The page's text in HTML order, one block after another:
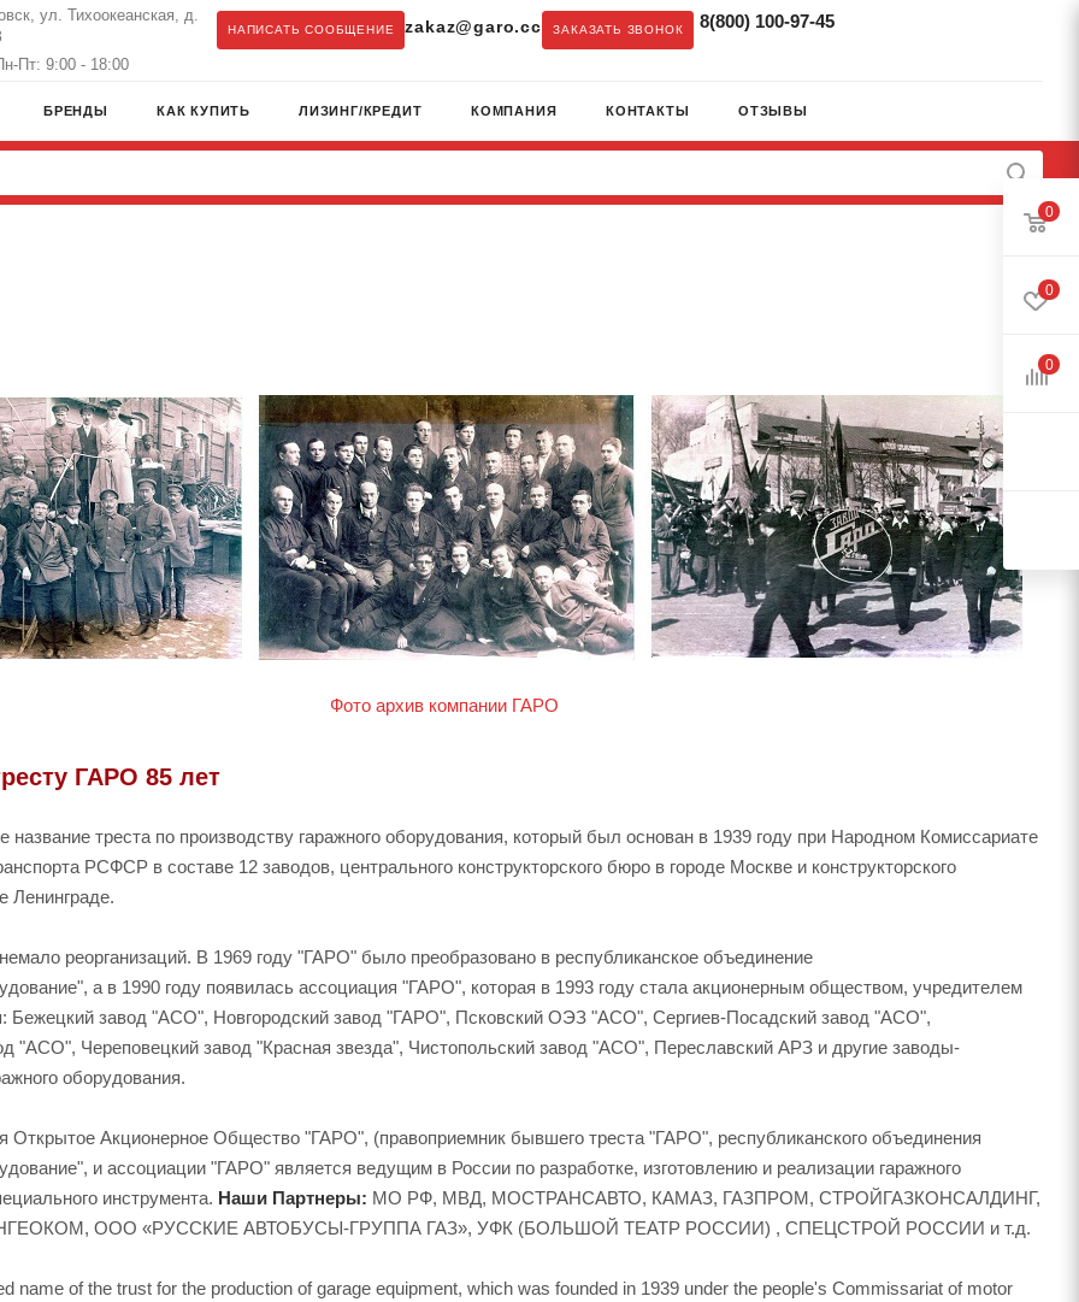
ул. Тихоокеанская, д.
Пт: 9:00 - 18:00
НАПИСАТЬ СООБЩЕНИЕ zakaz@garo.cc ЗАКАЗАТЬ ЗВОНОК 8(800) 100-97-45
БРЕНДЫ КАК КУПИТЬ ЛИЗИНГ/КРЕДИТ КОМПАНИЯ КОНТАКТЫ ОТЗЫВЫ
Фото архив компании ГАРО
ГАРО 85 лет
название треста по производству гаражного оборудования, который был основан в 1939 году при Народном Комиссариате
РСФСР в составе 12 заводов, центрального конструкторского бюро в городе Москве и конструкторского
Ленинграде.
реорганизаций. В 1969 году "ГАРО" было преобразовано в республиканское объединение
а в 1990 году появилась ассоциация "ГАРО", которая в 1993 году стала акционерным обществом, учредителем
Бежецкий завод "АСО", Новгородский завод "ГАРО", Псковский ОЭЗ "АСО", Сергиев-Посадский завод "АСО",
"АСО", Череповецкий завод "Красная звезда", Чистопольский завод "АСО", Переславский АРЗ и другие заводы-
оборудования.
Открытое Акционерное Общество "ГАРО", (правоприемник бывшего треста "ГАРО", республиканского объединения
и ассоциации "ГАРО" является ведущим в России по разработке, изготовлению и реализации гаражного
инструмента. Наши Партнеры: МО РФ, МВД, МОСТРАНСАВТО, КАМАЗ, ГАЗПРОМ, СТРОЙГАЗКОНСАЛДИНГ,
ООО «РУССКИЕ АВТОБУСЫ-ГРУППА ГАЗ», УФК (БОЛЬШОЙ ТЕАТР РОССИИ) , СПЕЦСТРОЙ РОССИИ и т.д.
name of the trust for the production of garage equipment, which was founded in 1939 under the people's Commissariat of motor
0
0
0